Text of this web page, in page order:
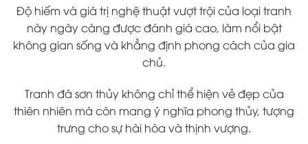
Độ hiếm và giá trị nghệ thuật vượt trội của loại tranh
này ngày càng được đánh giá cao, làm nổi bật
không gian sống và khẳng định phong cách của gia
chủ.
Tranh đá sơn thủy không chỉ thể hiện vẻ đẹp của
thiên nhiên mà còn mang ý nghĩa phong thủy, tượng
trưng cho sự hài hòa và thịnh vượng.